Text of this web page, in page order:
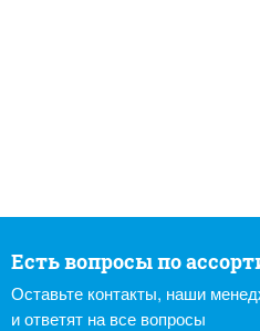
Есть вопросы по
Оставьте контакты, наши
и ответят на все вопросы